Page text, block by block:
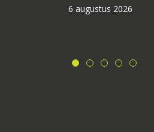
6 augustus 2026